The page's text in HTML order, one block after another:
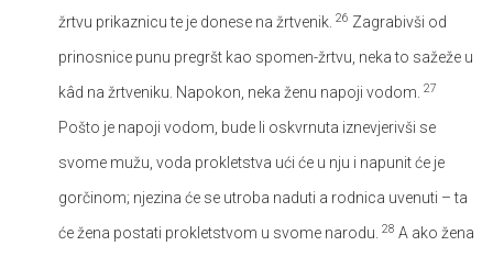
žrtvu prikaznicu te je donese na žrtvenik. 26 Zagrabivši od
prinosnice punu pregršt kao spomen-žrtvu, neka to sažeže u
kâd na žrtveniku. Napokon, neka ženu napoji vodom. 27
Pošto je napoji vodom, bude li oskvrnuta iznevjerivši se
svome mužu, voda prokletstva ući će u nju i napunit će je
gorčinom; njezina će se utroba naduti a rodnica uvenuti – ta
će žena postati prokletstvom u svome narodu. 28 A ako žena